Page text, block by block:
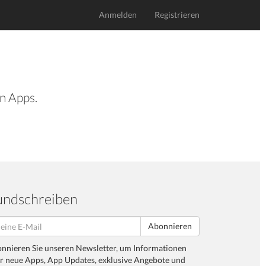
Anmelden Registrieren
Apps.
Abonnieren
Sie unseren Newsletter, um Informationen
neue Apps, App Updates, exklusive Angebote und